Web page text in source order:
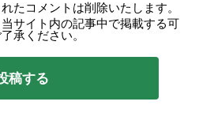
たコメントは削除いたします。
サイト内の記事中で掲載する可
承ください。